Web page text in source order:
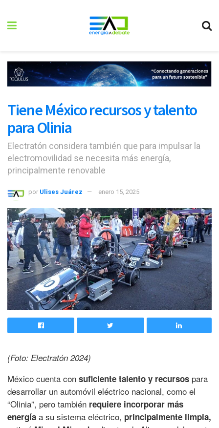
Tiene México recursos y talento
para Olinia
Electratón considera también que para impulsar la
electromovilidad se necesita más energía,
principalmente renovable
por Ulises Juárez enero 15, 2025
(Foto: Electratón 2024)
México cuenta con suficiente talento y recursos para
desarrollar un automóvil eléctrico nacional, como el
“Olinia”, pero también requiere incorporar más
energía a su sistema eléctrico, principalmente limpia,